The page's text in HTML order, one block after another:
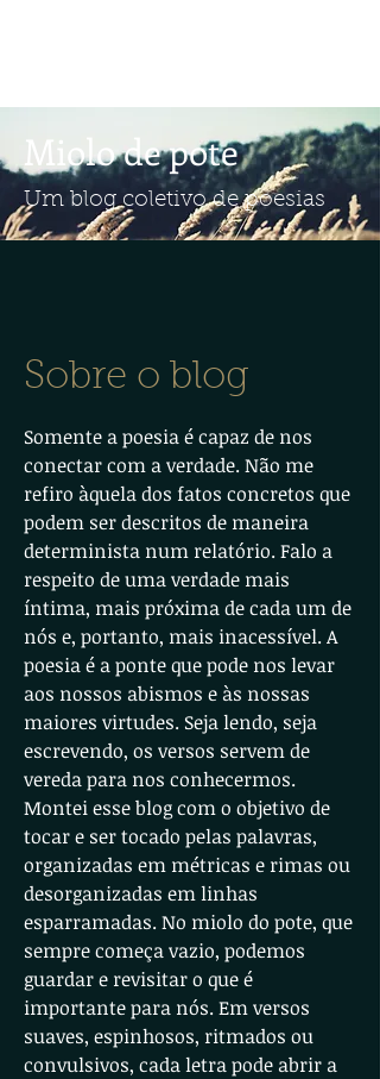
Sobre o blog
Somente a poesia é capaz de nos
conectar com a verdade. Não me
refiro àquela dos fatos concretos que
podem ser descritos de maneira
determinista num relatório. Falo a
respeito de uma verdade mais
íntima, mais próxima de cada um de
nós e, portanto, mais inacessível. A
poesia é a ponte que pode nos levar
aos nossos abismos e às nossas
maiores virtudes. Seja lendo, seja
escrevendo, os versos servem de
vereda para nos conhecermos.
Montei esse blog com o objetivo de
tocar e ser tocado pelas palavras,
organizadas em métricas e rimas ou
desorganizadas em linhas
esparramadas. No miolo do pote, que
sempre começa vazio, podemos
guardar e revisitar o que é
importante para nós. Em versos
suaves, espinhosos, ritmados ou
convulsivos, cada letra pode abrir a
Miolo de pote
Um blog coletivo de poesias